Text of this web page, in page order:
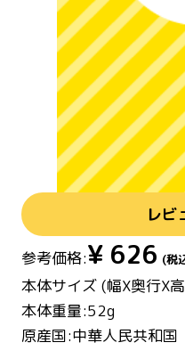
レビ
参考価格:¥ 626 (税
本体サイズ (幅X奥行X
本体重量:52g
原産国:中華人民共和国